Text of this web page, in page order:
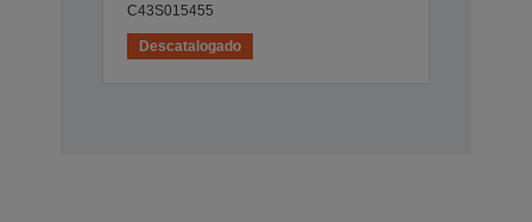
C43S015455
Descatalogado